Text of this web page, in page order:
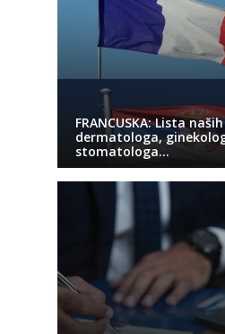
FRANCUSKA: Lista
dermatologa,
stomatologa…